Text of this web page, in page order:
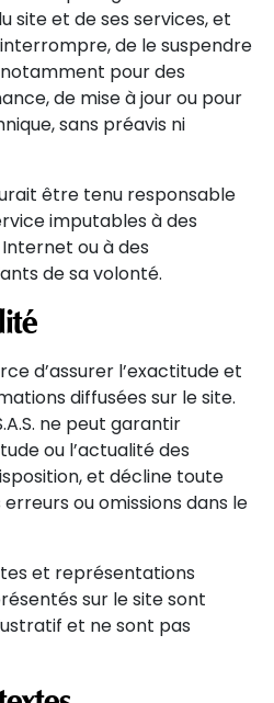
site et de ses services, et
de le suspendre
notamment pour des
de mise à jour ou pour
sans préavis ni
être tenu responsable
imputables à des
ou à des
de sa volonté.
d’assurer l’exactitude et
diffusées sur le site.
ne peut garantir
ou l’actualité des
et décline toute
ou omissions dans le
et représentations
sur le site sont
et ne sont pas